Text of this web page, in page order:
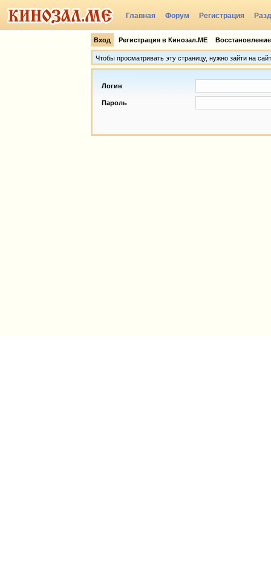
Главная Форум Регистрация
Вход Регистрация в Кинозал.МЕ
Чтобы просматривать эту страницу, нужно зайти на сайт
Логин
Пароль